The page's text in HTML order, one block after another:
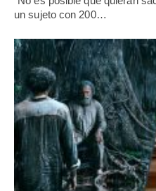
un sujeto con 200…